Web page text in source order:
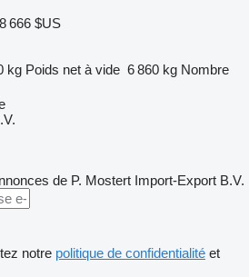
666 $US
kg Poids net à vide 6 860 kg Nombre
de P. Mostert Import-Export B.V.
notre politique de confidentialité et